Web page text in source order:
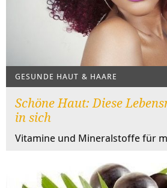
GESUNDE HAUT & HAARE
Schöne Haut: Diese
in sich
Vitamine und Mineralstoffe für